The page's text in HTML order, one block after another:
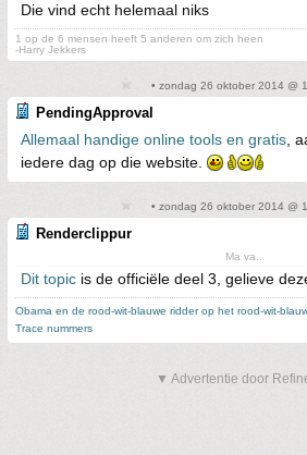
Die vind echt helemaal niks
1 op de 6 mensen heeft 5 anderen om zich heen
-Harry Jekkers
• zondag 26 oktober 2014 @
PendingApproval
Allemaal handige online tools en gratis ,
iedere dag op die website.
• zondag 26 oktober 2014 @
Renderclippur
Ma va..
Dit topic is de officiële deel 3, gelieve
Obama en de rood-wit-blauwe ridder op het rood-wit-
Trace nummers
▼ Advertentie door